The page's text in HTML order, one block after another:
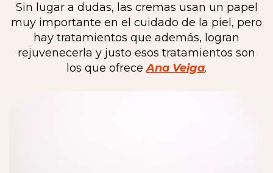
Sin lugar a dudas, las cremas usan un papel
muy importante en el cuidado de la piel, pero
hay tratamientos que además, logran
rejuvenecerla y justo esos tratamientos son
los que ofreceAna Veiga.